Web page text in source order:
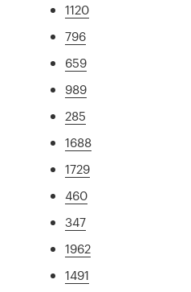
1120
796
659
989
285
1688
1729
460
347
1962
1491